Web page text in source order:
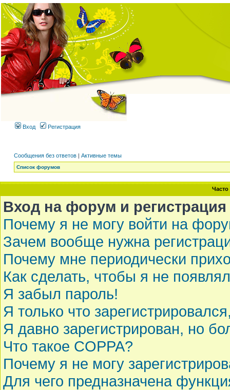
Вход Регистрация
Сообщения без ответов | Активные темы
Список форумов
Вход на форум и регистрация
Почему я не могу войти на
Зачем вообще нужна
Почему мне периодически
Как сделать, чтобы я не
Я забыл пароль!
Я только что
Я давно зарегистрирован, но
Что такое COPPA?
Почему я не могу
Для чего предназначена